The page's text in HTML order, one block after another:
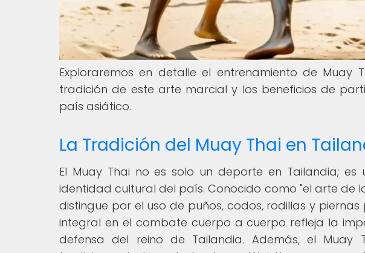
Exploraremos en detalle el entrenamiento de Muay
tradición de este arte marcial y los beneficios de
país asiático.
La Tradición del Muay Thai en
El Muay Thai no es solo un deporte en Tailandia;
identidad cultural del país. Conocido como "el arte de
distingue por el uso de puños, codos, rodillas y
integral en el combate cuerpo a cuerpo refleja la
defensa del reino de Tailandia. Además, el